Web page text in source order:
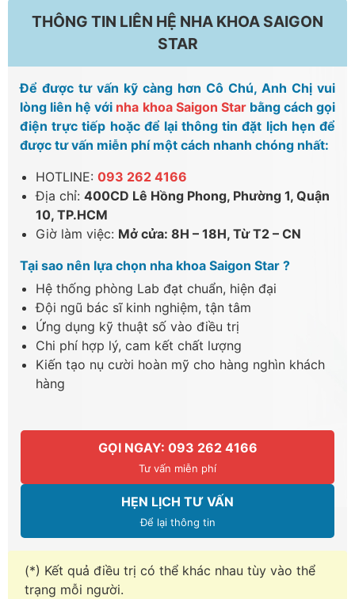
THÔNG TIN LIÊN HỆ NHA KHOA SAIGON
STAR
Để được tư vấn kỹ càng hơn Cô Chú, Anh Chị vui
lòng liên hệ với nha khoa Saigon Starbằng cách gọi
điện trực tiếp hoặc để lại thông tin đặt lịch hẹn để
được tư vấn miễn phí một cách nhanh chóng nhất:
HOTLINE: 093 262 4166
Địa chỉ: 400CD Lê Hồng Phong, Phường 1, Quận
10, TP.HCM
Giờ làm việc: Mở cửa: 8H – 18H, Từ T2 – CN
Tại sao nên lựa chọn nha khoa Saigon Star ?
Hệ thống phòng Lab đạt chuẩn, hiện đại
Đội ngũ bác sĩ kinh nghiệm, tận tâm
Ứng dụng kỹ thuật số vào điều trị
Chi phí hợp lý, cam kết chất lượng
Kiến tạo nụ cười hoàn mỹ cho hàng nghìn khách
hàng
GỌI NGAY: 093 262 4166
Tư vấn miễn phí
HẸN LỊCH TƯ VẤN
Để lại thông tin
(*) Kết quả điều trị có thể khác nhau tùy vào thể
trạng mỗi người.